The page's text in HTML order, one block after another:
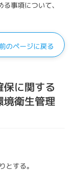
事項について、
のページに戻る
に関する
衛生管理
する。